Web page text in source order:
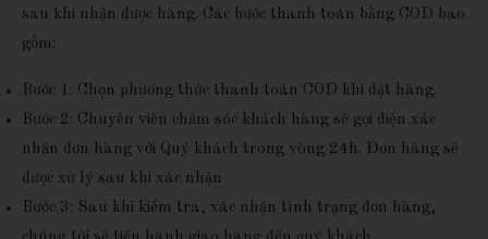
sau khi nhận được hàng. Các bước thanh toán bằng COD bao
gồm:
Bước 1: Chọn phương thức thanh toán COD khi đặt hàng.
Bước 2: Chuyên viên chăm sóc khách hàng sẽ gọi điện xác
nhận đơn hàng với Quý khách trong vòng 24h. Đơn hàng sẽ
được xử lý sau khi xác nhận
Bước 3: Sau khi kiểm tra, xác nhận tình trạng đơn hàng,